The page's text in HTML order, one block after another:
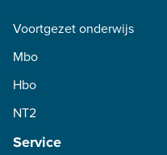
Voortgezet onderwijs
Mbo
Hbo
NT2
Service